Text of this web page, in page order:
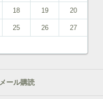
18 19 20
25 26 27
ール購読